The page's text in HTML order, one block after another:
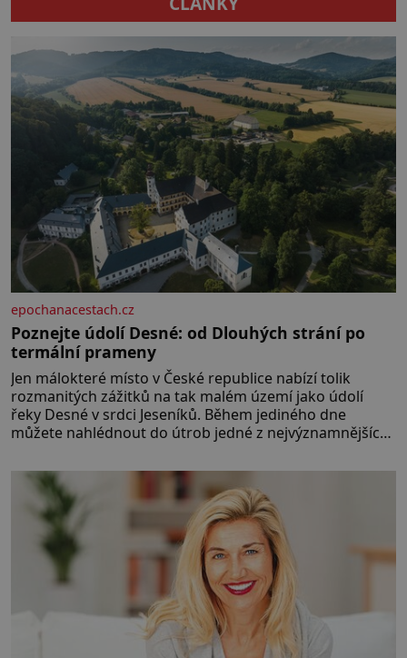
počínaje a vesničkou plnou
„pravých“ živoucích trpaslíků
konče. Dokonce jsou tu i první
inkubátory. I s předčasně
narozenými dětmi! Novorozenci,
umístění ve zdejším zařízení, jsou
[…]
epochanacestach.cz
Poznejte údolí Desné: od Dlouhých strání po
termální prameny
Jen málokteré místo v České republice nabízí tolik
rozmanitých zážitků na tak malém území jako údolí
řeky Desné v srdci Jeseníků. Během jediného dne
můžete nahlédnout do útrob jedné z nejvýznamnějších
hřebeny, projet se na koloběžce a den zakončit
poznáváním památek ve Velkých Losinách nebo v
termálním